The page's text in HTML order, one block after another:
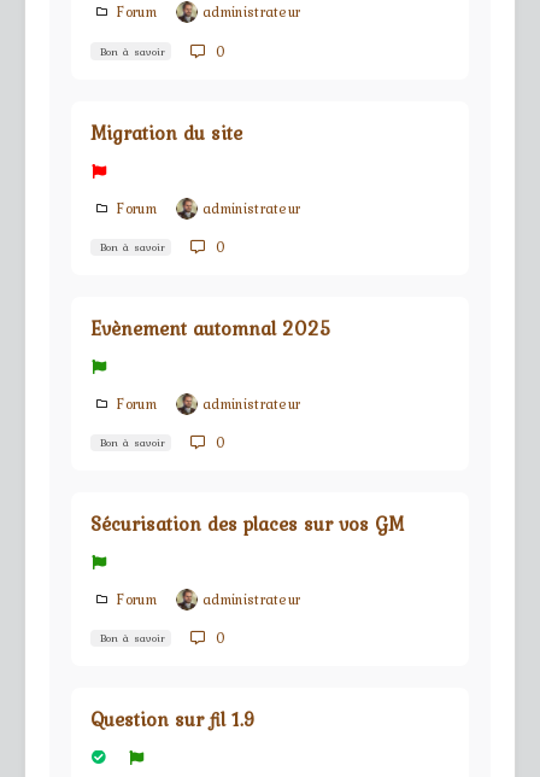
Forum administrateur
Bon à savoir 0
Migration du site
Forum administrateur
Bon à savoir 0
Evènement automnal 2025
Forum administrateur
Bon à savoir 0
Sécurisation des places sur vos GM
Forum administrateur
Bon à savoir 0
Question sur fil 1.9